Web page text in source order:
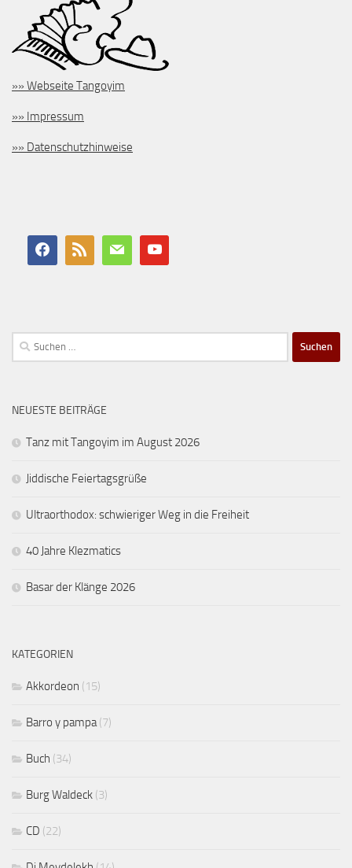
»» Webseite Tangoyim
»» Impressum
»» Datenschutzhinweise
Suchen
nach:
NEUESTE BEITRÄGE
Tanz mit Tangoyim im August 2026
Jiddische Feiertagsgrüße
Ultraorthodox: schwieriger Weg in die Freiheit
40 Jahre Klezmatics
Basar der Klänge 2026
KATEGORIEN
Akkordeon (15)
Barro y pampa(7)
Buch (34)
Burg Waldeck (3)
CD (22)